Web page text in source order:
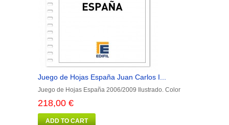
Juego de Hojas España Juan Carlos I...
Juego de Hojas España 2006/2009 Ilustrado. Color
218,00 €
ADD TO CART